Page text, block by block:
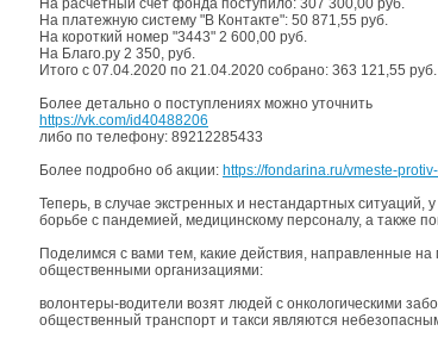
На расчетный счет фонда поступило: 307 300,00 руб.
На платежную систему "В Контакте": 50 871,55 руб.
На короткий номер "3443" 2 600,00 руб.
На Благо.ру 2 350, руб.
Итого с 07.04.2020 по 21.04.2020 собрано: 363 121,55 руб.
Более детально о поступлениях можно уточнить
https://vk.com/id40488206
либо по телефону: 89212285433
Более подробно об акции: https://fondarina.ru/vmeste-
Теперь, в случае экстренных и нестандартных
борьбе с пандемией, медицинскому персоналу, а также
Поделимся с вами тем, какие действия, направленные
общественными организациями:
волонтеры-водители возят людей с онкологическими
общественный транспорт и такси являются